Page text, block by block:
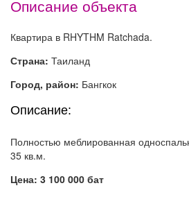
Описание объекта
Квартира в RHYTHM Ratchada.
Страна: Таиланд
Город, район: Бангкок
Описание:
Полностью меблированная
35 кв.м.
Цена: 3 100 000 бат